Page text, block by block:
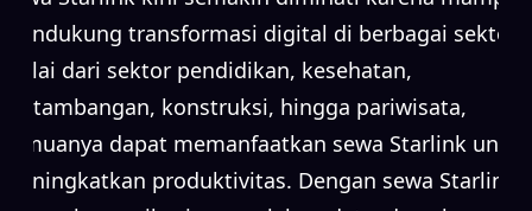
mendukung transformasi digital di berbagai sektor.
Mulai dari sektor pendidikan, kesehatan,
pertambangan, konstruksi, hingga pariwisata,
semuanya dapat memanfaatkan sewa Starlink untuk
meningkatkan produktivitas. Dengan sewa Starlink,